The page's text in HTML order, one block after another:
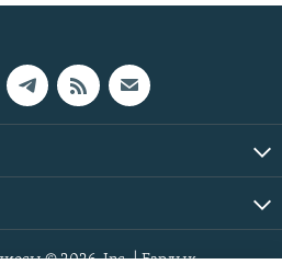
© 2026, Inc. | Барлық